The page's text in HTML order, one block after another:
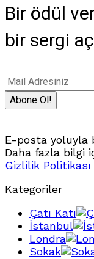
Bir ödül
bir sergi
E-posta yoluyla
Daha fazla bilgi
Gizlilik Politikası
Kategoriler
Çatı Katı
İstanbul
Londra
Sokak